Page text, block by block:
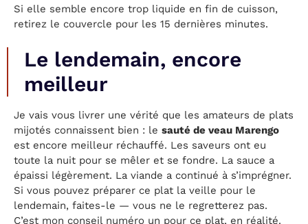
Si elle semble encore trop liquide en fin de cuisson,
retirez le couvercle pour les 15 dernières minutes.
Le lendemain, encore
meilleur
Je vais vous livrer une vérité que les amateurs de plats
mijotés connaissent bien : le sauté de veau Marengo
est encore meilleur réchauffé. Les saveurs ont eu
toute la nuit pour se mêler et se fondre. La sauce a
épaissi légèrement. La viande a continué à s’imprégner.
Si vous pouvez préparer ce plat la veille pour le
lendemain, faites-le — vous ne le regretterez pas.
C’est mon conseil numéro un pour ce plat, en réalité.